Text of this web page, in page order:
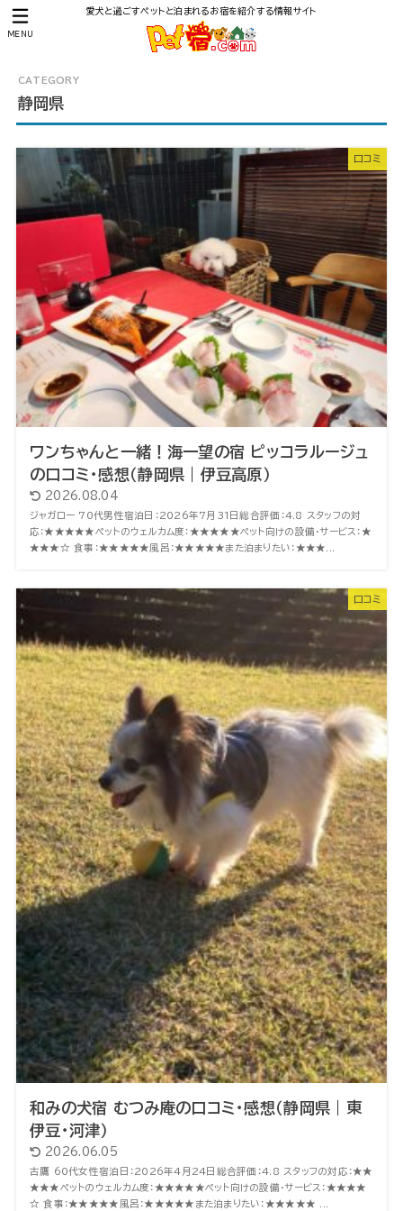
愛犬と過ごすペットと泊まれるお宿を紹介する情報サイト
MENU
静岡県
口コミ
ワンちゃんと一緒！海一望の宿 ピッコラルージュ
の口コミ・感想（静岡県｜伊豆高原）
2026.08.04
ジャガロー 70代男性宿泊日：2026年7月31日総合評価：4.8 スタッフの対
応：★★★★★ペットのウェルカム度：★★★★★ペット向けの設備・サービス：★
★★★☆ 食事：★★★★★風呂：★★★★★また泊まりたい：★★★...
口コミ
和みの犬宿 むつみ庵の口コミ・感想（静岡県｜東
伊豆・河津）
2026.06.05
古鷹 60代女性宿泊日：2026年4月24日総合評価：4.8 スタッフの対応：★★
★★★ペットのウェルカム度：★★★★★ペット向けの設備・サービス：★★★★
☆ 食事：★★★★★風呂：★★★★★また泊まりたい：★★★★★ ...